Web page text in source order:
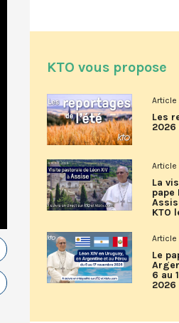
KTO vous propose
Article
Les
2026
Article
La
pape
KTO
Article
Le
6 au
2026